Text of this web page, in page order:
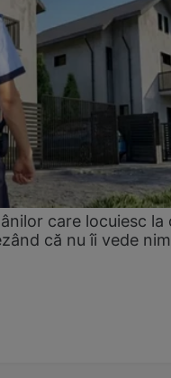
care locuiesc la
că nu îi vede